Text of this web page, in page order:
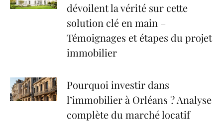
dévoilent la vérité sur cette
solution clé en main –
Témoignages et étapes du projet
immobilier
Pourquoi investir dans
l’immobilier à Orléans ? Analyse
complète du marché locatif